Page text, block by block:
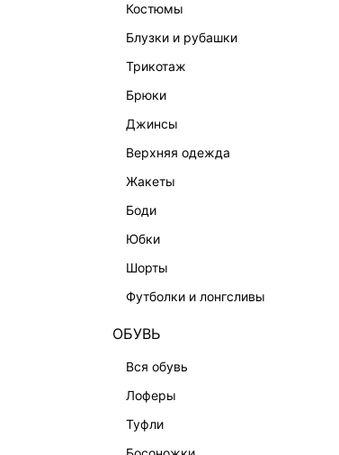
костюмы
блузки и рубашки
трикотаж
брюки
джинсы
верхняя одежда
жакеты
боди
юбки
шорты
футболки и лонгсливы
ОБУВЬ
вся обувь
лоферы
туфли
ЭКСКЛЮЗИВНО ОНЛАЙН